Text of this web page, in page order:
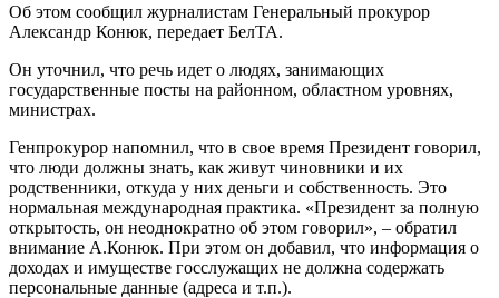
Об этом сообщил журналистам Генеральный прокурор
Александр Конюк, передает БелТА.
Он уточнил, что речь идет о людях, занимающих
государственные посты на районном, областном уровнях,
министрах.
Генпрокурор напомнил, что в свое время Президент говорил,
что люди должны знать, как живут чиновники и их
родственники, откуда у них деньги и собственность. Это
нормальная международная практика. «Президент за полную
открытость, он неоднократно об этом говорил», – обратил
внимание А.Конюк. При этом он добавил, что информация о
доходах и имуществе госслужащих не должна содержать
персональные данные (адреса и т.п.).